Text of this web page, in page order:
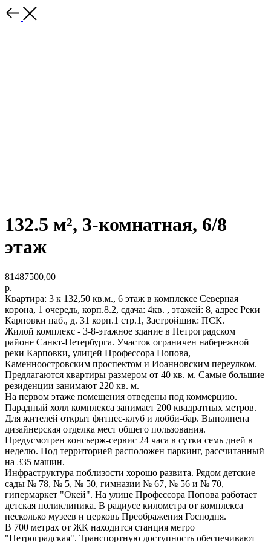
132.5 м², 3-комнатная, 6/8
этаж
81487500,00
р.
Квартира: 3 к 132,50 кв.м., 6 этаж в комплексе Северная
корона, 1 очередь, корп.8.2, сдача: 4кв. , этажей: 8, адрес Реки
Карповки наб., д. 31 корп.1 стр.1, Застройщик: ПСК.
Жилой комплекс - 3-8-этажное здание в Петроградском
районе Санкт-Петербурга. Участок ограничен набережной
реки Карповки, улицей Профессора Попова,
Каменноостровским проспектом и Иоанновским переулком.
Предлагаются квартиры размером от 40 кв. м. Самые большие
резиденции занимают 220 кв. м.
На первом этаже помещения отведены под коммерцию.
Парадный холл комплекса занимает 200 квадратных метров.
Для жителей открыт фитнес-клуб и лобби-бар. Выполнена
дизайнерская отделка мест общего пользования.
Предусмотрен консьерж-сервис 24 часа в сутки семь дней в
неделю. Под территорией расположен паркинг, рассчитанный
на 335 машин.
Инфраструктура поблизости хорошо развита. Рядом детские
сады № 78, № 5, № 50, гимназии № 67, № 56 и № 70,
гипермаркет "Окей". На улице Профессора Попова работает
детская поликлиника. В радиусе километра от комплекса
несколько музеев и церковь Преображения Господня.
В 700 метрах от ЖК находится станция метро
"Петроградская". Транспортную доступность обеспечивают